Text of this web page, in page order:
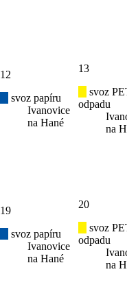
12
svoz papíru
Ivanovice
na Hané
13
svoz
odpadu
na
19
svoz papíru
Ivanovice
na Hané
20
svoz
odpadu
na